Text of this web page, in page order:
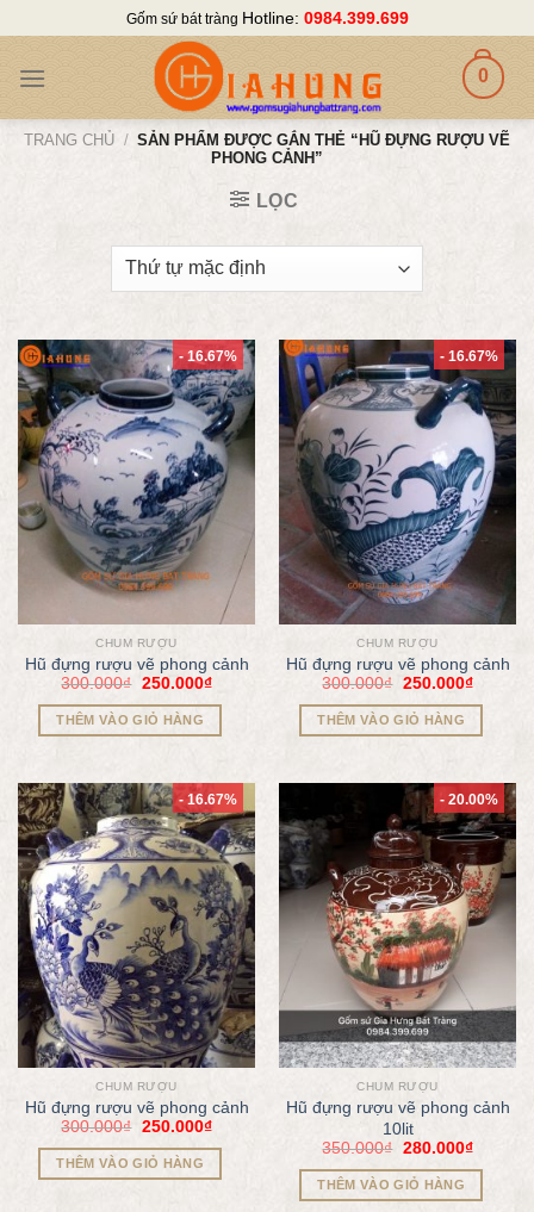
content
Gốm sứ bát tràng Hotline: 0984.399.699
0
TRANG CHỦ / SẢN PHẨM ĐƯỢC GẮN THẺ “HŨ ĐỰNG RƯỢU VẼ
PHONG CẢNH”
LỌC
- 16.67%
CHUM RƯỢU
Hũ đựng rượu vẽ phong cảnh
300.000₫ 250.000₫
THÊM VÀO GIỎ HÀNG
- 16.67%
CHUM RƯỢU
Hũ đựng rượu vẽ phong cảnh
300.000₫ 250.000₫
THÊM VÀO GIỎ HÀNG
- 16.67%
CHUM RƯỢU
Hũ đựng rượu vẽ phong cảnh
300.000₫ 250.000₫
THÊM VÀO GIỎ HÀNG
- 20.00%
CHUM RƯỢU
Hũ đựng rượu vẽ phong cảnh
10lit
350.000₫ 280.000₫
THÊM VÀO GIỎ HÀNG